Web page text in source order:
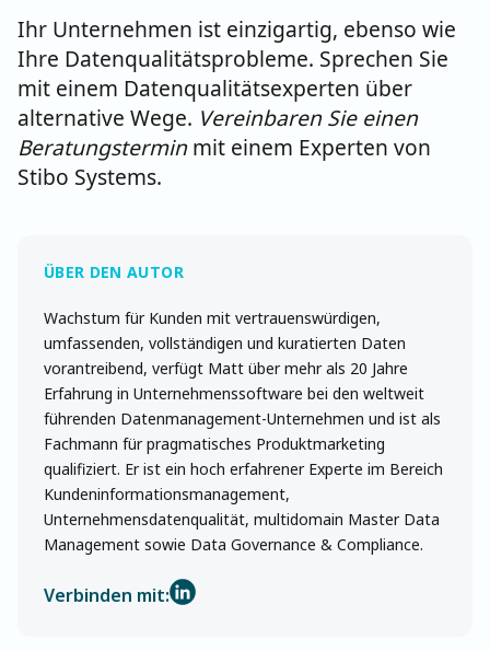
Ihr Unternehmen ist einzigartig, ebenso wie
Ihre Datenqualitätsprobleme. Sprechen Sie
mit einem Datenqualitätsexperten über
alternative Wege. Vereinbaren Sie einen
Beratungsterminmit einem Experten von
Stibo Systems.
Wachstum für Kunden mit vertrauenswürdigen,
umfassenden, vollständigen und kuratierten Daten
vorantreibend, verfügt Matt über mehr als 20 Jahre
Erfahrung in Unternehmenssoftware bei den weltweit
führenden Datenmanagement-Unternehmen und ist als
Fachmann für pragmatisches Produktmarketing
qualifiziert. Er ist ein hoch erfahrener Experte im Bereich
Kundeninformationsmanagement,
Unternehmensdatenqualität, multidomain Master Data
Management sowie Data Governance & Compliance.
Verbinden mit: